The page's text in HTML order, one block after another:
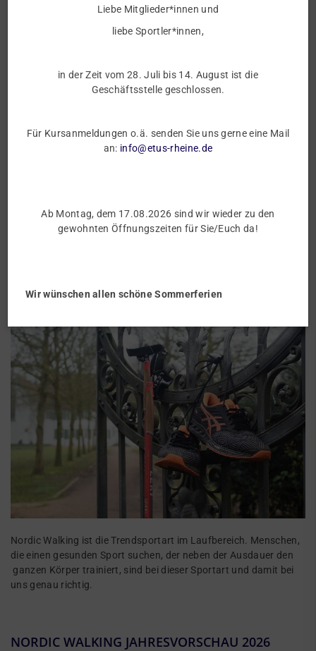
Nordic Walking ist die Trendsportart im Laufbereich. Menschen,
die einen gesunden Sport suchen, der neben der Ausdauer den
ganzen Körper trainiert, sind bei dieser Sportart und damit bei
uns genau richtig.
NORDIC WALKING JAHRESVORSCHAU 2026
Liebe Mitglieder*innen und
liebe Sportler*innen,
in der Zeit vom 28. Juli bis 14. August ist die
Geschäftsstelle geschlossen.
Für Kursanmeldungen o.ä. senden Sie uns gerne eine Mail
an: info@etus-rheine.de
Ab Montag, dem 17.08.2026 sind wir wieder zu den
gewohnten Öffnungszeiten für Sie/Euch da!
Wir wünschen allen schöne Sommerferien